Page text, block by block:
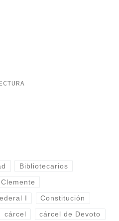
Bibliotecarios
Clemente
I Constitución
cárcel cárcel de Devoto